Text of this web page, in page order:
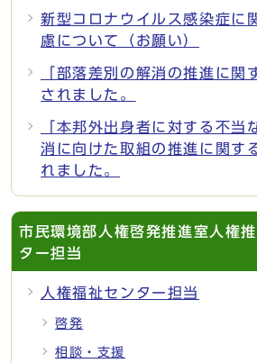
新型コロナウイルス感染症に
慮について（お願い）
「部落差別の解消の推進に関
されました。
「本邦外出身者に対する不当
消に向けた取組の推進に関す
れました。
市民環境部人権啓発推進室人権
ター担当
人権福祉センター担当
啓発
相談・支援